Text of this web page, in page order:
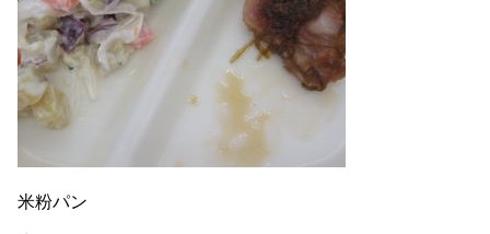
米粉パン